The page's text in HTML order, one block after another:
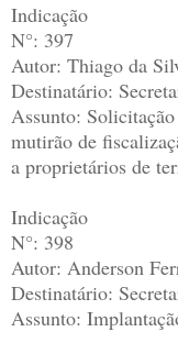
Indicação
N°: 397
Autor: Thiago da
Destinatário:
Assunto:
mutirão de
a proprietários de
Indicação
N°: 398
Autor: Anderson
Destinatário:
Assunto: